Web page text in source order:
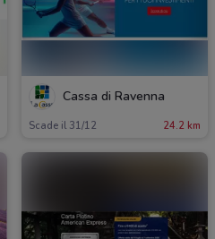
Cassa di Ravenna
Scade il 31/12 24.2 km